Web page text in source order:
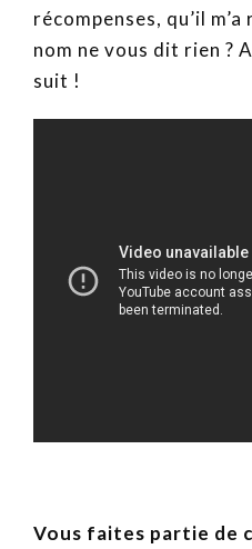
récompenses, qu’il
nom ne vous dit rien ?
suit !
Vous faites partie de